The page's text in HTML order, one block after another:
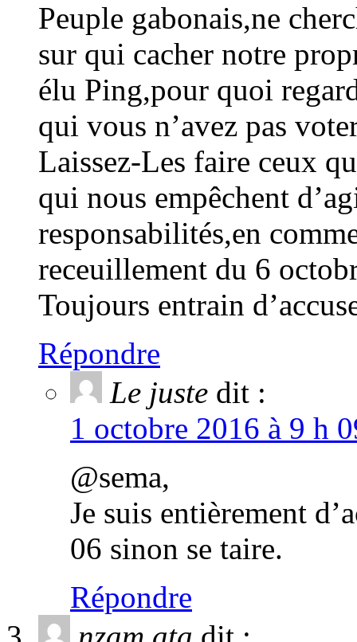
Peuple gabonais,ne
sur qui cacher notre
élu Ping,pour quoi
qui vous n’avez pas
Laissez-Les faire ceux
qui nous empêchent
responsabilités,en
receuillement du 6
Toujours entrain
Répondre
Le juste dit :
1 octobre 2016 à 9 h
@sema,
Je suis entièrement
06 sinon se taire.
Répondre